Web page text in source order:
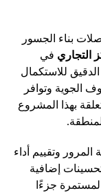
بناء الجسور
التجاري في
الدقيق للاستكمال
الجوية وتوافر
بهذا المشروع
وتقييم أداء
إضافية
جزءًا